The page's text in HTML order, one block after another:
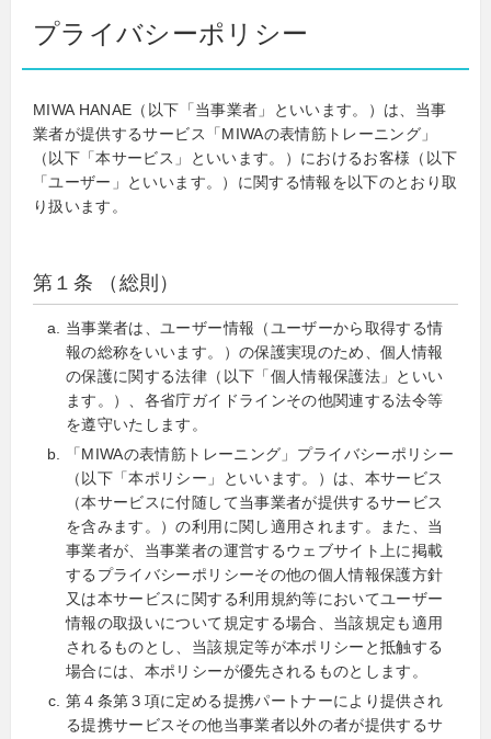
プライバシーポリシー
MIWA HANAE（以下「当事業者」といいます。）は、当事
業者が提供するサービス「MIWAの表情筋トレーニング」
（以下「本サービス」といいます。）におけるお客様（以下
「ユーザー」といいます。）に関する情報を以下のとおり取
り扱います。
第１条 （総則）
当事業者は、ユーザー情報（ユーザーから取得する情
報の総称をいいます。）の保護実現のため、個人情報
の保護に関する法律（以下「個人情報保護法」といい
ます。）、各省庁ガイドラインその他関連する法令等
を遵守いたします。
「MIWAの表情筋トレーニング」プライバシーポリシー
（以下「本ポリシー」といいます。）は、本サービス
（本サービスに付随して当事業者が提供するサービス
を含みます。）の利用に関し適用されます。また、当
事業者が、当事業者の運営するウェブサイト上に掲載
するプライバシーポリシーその他の個人情報保護方針
又は本サービスに関する利用規約等においてユーザー
情報の取扱いについて規定する場合、当該規定も適用
されるものとし、当該規定等が本ポリシーと抵触する
場合には、本ポリシーが優先されるものとします。
第４条第３項に定める提携パートナーにより提供され
る提携サービスその他当事業者以外の者が提供するサ